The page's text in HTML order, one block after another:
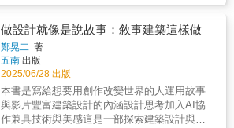
每個人在他的作品中都有一個冀望回應的對
象，我常常會喃喃自語：『勒．柯比意，我可
做得還可以嗎?』你瞧，勒．柯比意可是我的老
師……」──康│建築師、教育家1972「〔勒．
柯比意杜明諾住宅的〕自由平面，可能是長期
常態性變化裡最具關鍵性的轉變，一個先聲奪
人、呈現文化意識轉變的確然象徵……它的意
法國勒．柯比意基金會／主席．布麗吉特．布
維耶*法國在臺協會文化合作與交流處／處長．
喬蘇亞·塞雷斯*中原大學建築系教授／曾光宗*
立建築師事務所負責人／廖偉立*汶墨工作室負
責人／學者 胡琮淨*銘傳大學建築系助理教授／
建築史學者 徐明松
何從跟隨她、演化成合夥人的角色、並逐漸走
出屬於自己的建築之路？基於以上好奇、也因
為對於其白色美學的偏好，筆者謝宗哲決定徹
底地透過深度的典籍閱讀與實地建築體驗考
察，來勾勒出他們建築創作之路的軌跡。【歷
時十年的寫作企圖】這是一個延宕許久的書寫
計畫。最初的構想，起始於將近10年前，
SANAA在歐洲的建築代表作──法國羅浮宮朗
斯分館開幕；再加上SANAA贏得了臺中綠美圖
當時西方建築界分裂成兩派；不似機械論簡單
易懂，艱澀的有機學派幾乎被歷史遺忘，到如
今卻影響甚大，甚至有機觀念部分早已內化，
例如因地制宜、適材適所等觀念。有機建築的
本質探討變成很重要，否則很容易掉入形式陷
阱。出版作品集不代表完全了解什麼是有機建
築，相反地我仍在不斷地探索與學習。感謝上
帝，感謝影響我甚遠的德籍教授Pr. Dr. Arin、
李𠄘寬先生等。感謝受邀寫序的孫全文、阮慶
的誠摯情意，因為唯有依靠每一位設計師的積
極創新與奮鬥不懈，設計行業才擁有不斷前進
的動力。 2025年iF設計獎共收到來自66個國家
╱地區、近11,000件參賽作品。經過兩階段嚴
謹的評選流程，包含線上初審，以及於在德國
漢堡舉行的最終實體決審，最終由131位國際設
計專家選出本屆得主。今年的評選尤具意義
做設計就像是說故事：敘事建築這樣做
鄭晃二 著
五南 出版
2025/06/28 出版
本書是寫給想要用創作改變世界的人運用故事
與影片豐富建築設計的內涵設計思考加入AI協
作兼具技術與美感這是一部探索建築設計與敘